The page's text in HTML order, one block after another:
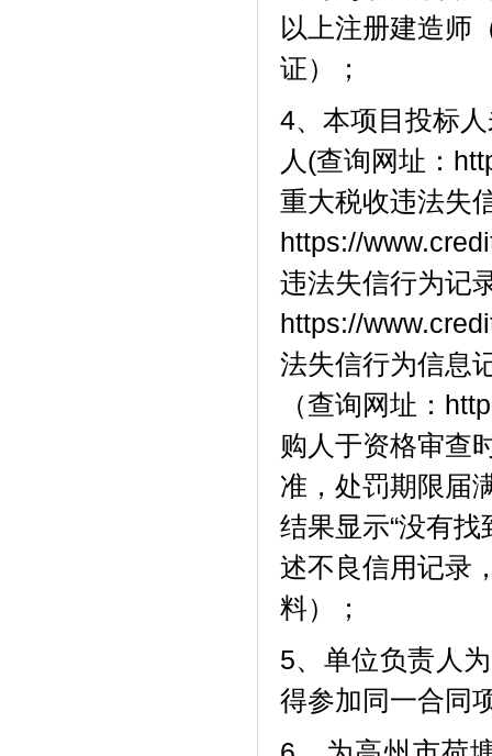
以上注册建造师
证）；
4、 本项目投标
人 (查询网址：
重大税收违法失
https://
违法失信行为记
https://
法失信行为信息
（查询网址：
购人于资格审查
准 ，处罚期限届
结果显示“没有
述不良信用记录
料）
；
5、单位负责人
得参加同一合同